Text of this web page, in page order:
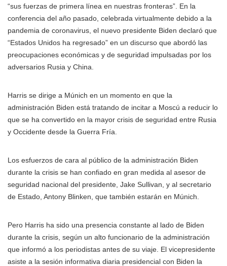
“sus fuerzas de primera línea en nuestras fronteras”. En la
conferencia del año pasado, celebrada virtualmente debido a la
pandemia de coronavirus, el nuevo presidente Biden declaró que
“Estados Unidos ha regresado” en un discurso que abordó las
preocupaciones económicas y de seguridad impulsadas por los
adversarios Rusia y China.
Harris se dirige a Múnich en un momento en que la
administración Biden está tratando de incitar a Moscú a reducir lo
que se ha convertido en la mayor crisis de seguridad entre Rusia
y Occidente desde la Guerra Fría.
Los esfuerzos de cara al público de la administración Biden
durante la crisis se han confiado en gran medida al asesor de
seguridad nacional del presidente, Jake Sullivan, y al secretario
de Estado, Antony Blinken, que también estarán en Múnich.
Pero Harris ha sido una presencia constante al lado de Biden
durante la crisis, según un alto funcionario de la administración
que informó a los periodistas antes de su viaje. El vicepresidente
asiste a la sesión informativa diaria presidencial con Biden la